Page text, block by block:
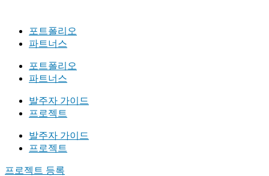
포트폴리오
파트너스
포트폴리오
파트너스
발주자 가이드
프로젝트
발주자 가이드
프로젝트
프로젝트 등록